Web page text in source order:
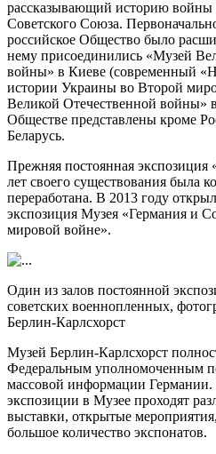
рассказывающий историю войны
Советского Союза.
российское Общество было
нему присоединились «Музей
войны» в Киеве (современный
истории Украины во Второй
Великой Отечественной войны»
Обществе представлены кроме
Беларусь.
Прежняя постоянная экспозиция
лет своего существования была
переработана. В 2013 году
экспозиция Музея «Германия и
мировой войне».
Один из залов постоянной
советских военнопленных,
Берлин-Карлсхорст
Музей Берлин-Карлсхорст
Федеральным уполномоченным
массовой информации Германии.
экспозиции в Музее проходят
выставки, открытые
большое количество экспонатов.